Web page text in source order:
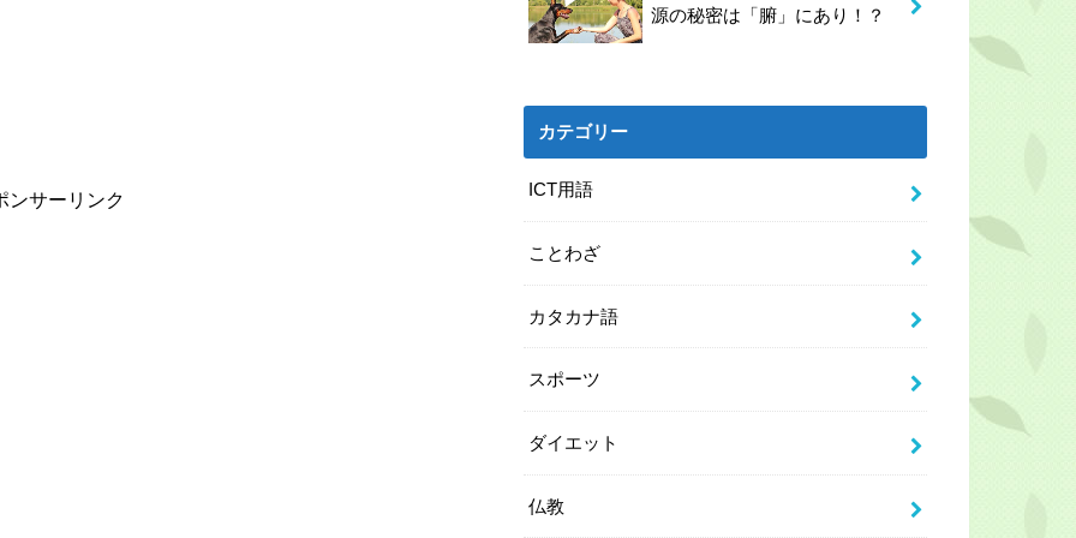
ンサーリンク
源の秘密は「腑」にあり！？
カテゴリー
ICT用語
ことわざ
カタカナ語
スポーツ
ダイエット
仏教